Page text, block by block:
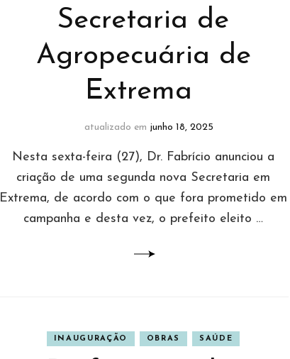
Secretaria de
Agropecuária de
Extrema
atualizado em junho 18, 2025
Nesta sexta-feira (27), Dr. Fabrício anunciou a
criação de uma segunda nova Secretaria em
Extrema, de acordo com o que fora prometido em
campanha e desta vez, o prefeito eleito …
INAUGURAÇÃO OBRAS SAÚDE